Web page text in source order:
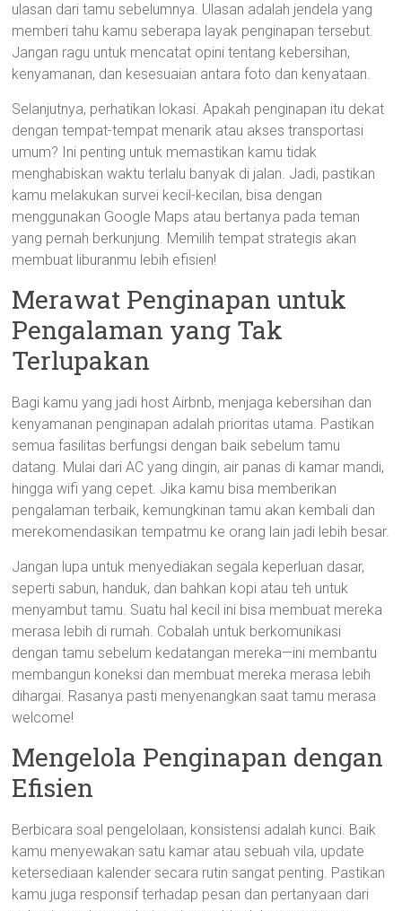
ulasan dari tamu sebelumnya. Ulasan adalah jendela yang
memberi tahu kamu seberapa layak penginapan tersebut.
Jangan ragu untuk mencatat opini tentang kebersihan,
kenyamanan, dan kesesuaian antara foto dan kenyataan.
Selanjutnya, perhatikan lokasi. Apakah penginapan itu dekat
dengan tempat-tempat menarik atau akses transportasi
umum? Ini penting untuk memastikan kamu tidak
menghabiskan waktu terlalu banyak di jalan. Jadi, pastikan
kamu melakukan survei kecil-kecilan, bisa dengan
menggunakan Google Maps atau bertanya pada teman
yang pernah berkunjung. Memilih tempat strategis akan
membuat liburanmu lebih efisien!
Merawat Penginapan untuk
Pengalaman yang Tak
Terlupakan
Bagi kamu yang jadi host Airbnb, menjaga kebersihan dan
kenyamanan penginapan adalah prioritas utama. Pastikan
semua fasilitas berfungsi dengan baik sebelum tamu
datang. Mulai dari AC yang dingin, air panas di kamar mandi,
hingga wifi yang cepet. Jika kamu bisa memberikan
pengalaman terbaik, kemungkinan tamu akan kembali dan
merekomendasikan tempatmu ke orang lain jadi lebih besar.
Jangan lupa untuk menyediakan segala keperluan dasar,
seperti sabun, handuk, dan bahkan kopi atau teh untuk
menyambut tamu. Suatu hal kecil ini bisa membuat mereka
merasa lebih di rumah. Cobalah untuk berkomunikasi
dengan tamu sebelum kedatangan mereka—ini membantu
membangun koneksi dan membuat mereka merasa lebih
dihargai. Rasanya pasti menyenangkan saat tamu merasa
welcome!
Mengelola Penginapan dengan
Efisien
Berbicara soal pengelolaan, konsistensi adalah kunci. Baik
kamu menyewakan satu kamar atau sebuah vila, update
ketersediaan kalender secara rutin sangat penting. Pastikan
kamu juga responsif terhadap pesan dan pertanyaan dari